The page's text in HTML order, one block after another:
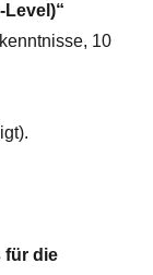
10
für die